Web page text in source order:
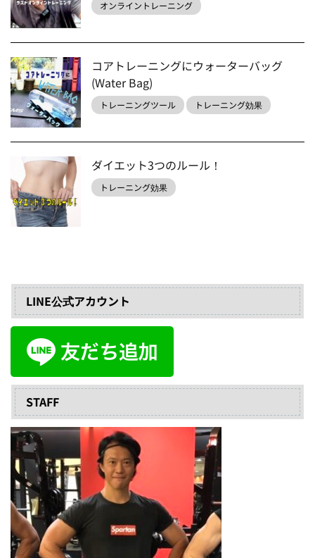
オンライントレーニング
コアトレーニングにウォーターバッグ
(Water Bag)
トレーニングツール トレーニング効果
ダイエット3つのルール！
トレーニング効果
LINE公式アカウント
STAFF